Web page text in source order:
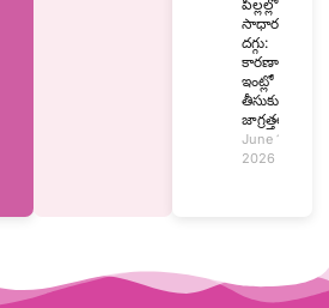
పిల్లల్లో
సాధారణ
దగ్గు:
కారణాలు,
ఇంట్లో
తీసుకునే
జాగ్రత్తలు
June 15,
2026